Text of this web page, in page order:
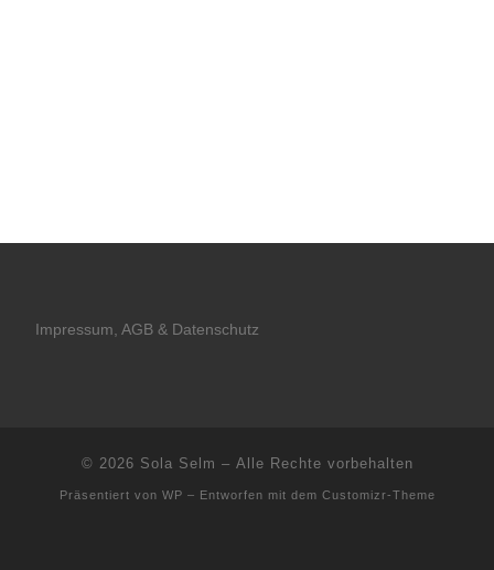
Impressum, AGB & Datenschutz
© 2026 Sola Selm – Alle Rechte vorbehalten
Präsentiert von WP – Entworfen mit dem Customizr-Theme